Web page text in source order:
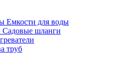
Емкости для воды
Садовые шланги
труб